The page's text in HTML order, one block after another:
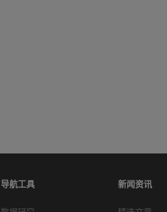
导航工具 新闻资讯